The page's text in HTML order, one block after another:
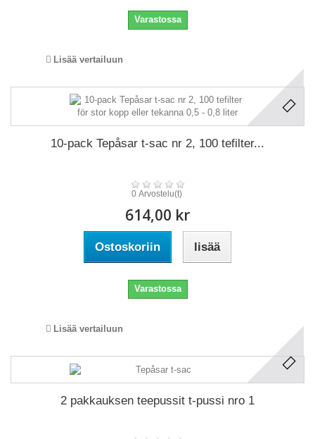
Varastossa
Lisää vertailuun
10-pack Tepåsar t-sac nr 2, 100 tefilter...
0 Arvostelu(t)
614,00 kr
Ostoskoriin lisää
Varastossa
Lisää vertailuun
2 pakkauksen teepussit t-pussi nro 1